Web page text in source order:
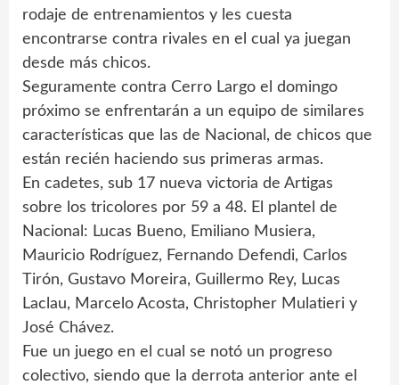
rodaje de entrenamientos y les cuesta
encontrarse contra rivales en el cual ya juegan
desde más chicos.
Seguramente contra Cerro Largo el domingo
próximo se enfrentarán a un equipo de similares
características que las de Nacional, de chicos que
están recién haciendo sus primeras armas.
En cadetes, sub 17 nueva victoria de Artigas
sobre los tricolores por 59 a 48. El plantel de
Nacional: Lucas Bueno, Emiliano Musiera,
Mauricio Rodríguez, Fernando Defendi, Carlos
Tirón, Gustavo Moreira, Guillermo Rey, Lucas
Laclau, Marcelo Acosta, Christopher Mulatieri y
José Chávez.
Fue un juego en el cual se notó un progreso
colectivo, siendo que la derrota anterior ante el